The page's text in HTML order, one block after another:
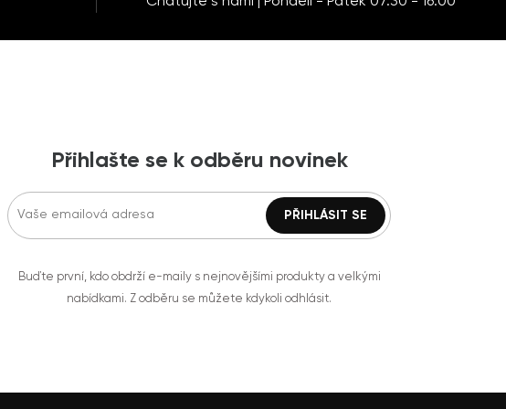
Přihlašte se k odběru novinek
Buďte první, kdo obdrží e-maily s nejnovějšími produkty a velkými
nabídkami. Z odběru se můžete kdykoli odhlásit.